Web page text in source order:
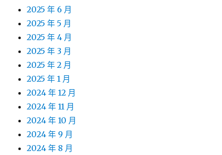
2025 年 6 月
2025 年 5 月
2025 年 4 月
2025 年 3 月
2025 年 2 月
2025 年 1 月
2024 年 12 月
2024 年 11 月
2024 年 10 月
2024 年 9 月
2024 年 8 月